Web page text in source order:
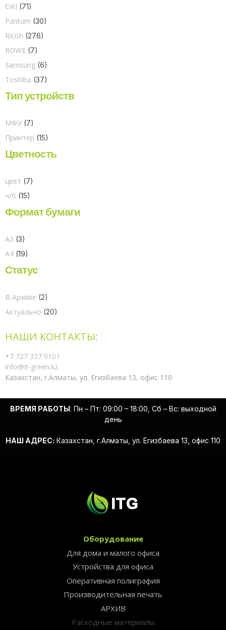
OKI (71)
Pantum (30)
Ricoh (276)
ROWE (7)
Samsung (6)
Toshiba (37)
Тип устройств
МФУ (7)
Принтер (15)
Цветность
цвет (7)
ч/б (15)
Формат бумаги
A3 (3)
A4 (19)
Статус
В Архиве (2)
Актуально (20)
НАШИ КОНТАКТЫ:
+7 727 327 0101
info@it-green.kz
Казахстан, г.Алматы, ул. Егизбаева 13, офис 110
ВРЕМЯ РАБОТЫ: Пн – Пт: 09:00 – 18:00, Сб – Вс: выходной
день
НАШ АДРЕС: Казахстан, г.Алматы, ул. Егизбаева 13, офис 110
Оборудование
Для дома и малого офиса
Устройства для офиса
Оперативная полиграфия
Производительная печать
АРХИВ
Расходные материалы